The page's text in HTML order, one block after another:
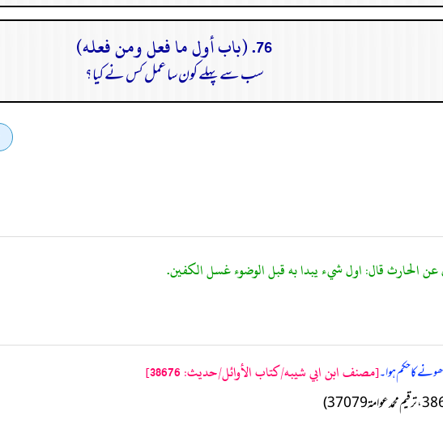
76. (باب أول ما فعل ومن فعله)
سب سے پہلے کون سا عمل کس نے کیا؟
کا حکم ہوا۔[مصنف ابن ابي شيبه/كتاب الأوائل/حدیث: 38676]